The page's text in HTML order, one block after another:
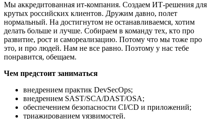
Мы аккредитованная ит-компания. Создаем ИТ-решения для
крутых российских клиентов. Дружим давно, полет
нормальный. На достигнутом не останавливаемся, хотим
делать больше и лучше. Собираем в команду тех, кто про
развитие, рост и самореализацию. Потому что мы тоже про
это, и про людей. Нам не все равно. Поэтому у нас тебе
понравится, обещаем.
Чем предстоит заниматься
внедрением практик DevSecOps;
внедрением SAST/SCA/DAST/OSA;
обеспечением безопасности CI/CD и приложений;
триажированием уязвимостей.